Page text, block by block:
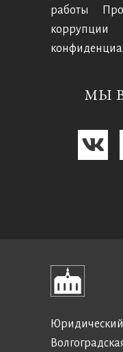
работы
коррупции
МЫ